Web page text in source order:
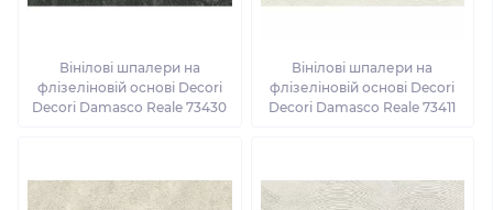
Вінілові шпалери на
флізеліновій основі Decori
Decori Damasco Reale 73430
Вінілові шпалери на
флізеліновій основі Decori
Decori Damasco Reale 73411